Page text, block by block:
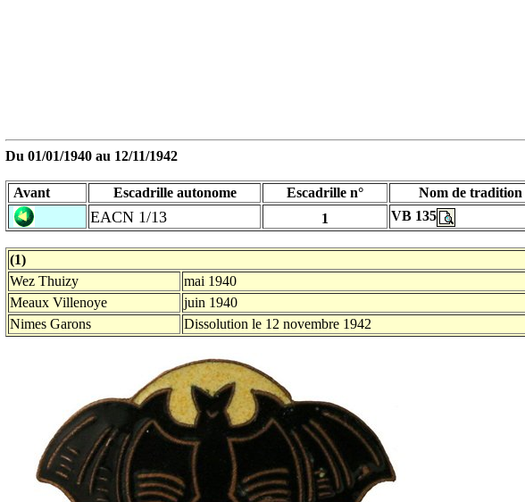
Du 01/01/1940 au 12/11/1942
Avant Escadrille autonome Escadrille n° Nom de tradition
EACN 1/13 1 VB 135
(1)
Wez Thuizy
mai 1940
Meaux Villenoye
juin 1940
Nimes Garons
Dissolution le 12 novembre 1942